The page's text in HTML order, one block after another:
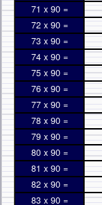
71 x 90 =
72 x 90 =
73 x 90 =
74 x 90 =
75 x 90 =
76 x 90 =
77 x 90 =
78 x 90 =
79 x 90 =
80 x 90 =
81 x 90 =
82 x 90 =
83 x 90 =